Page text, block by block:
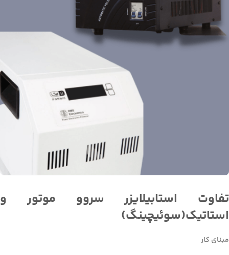
تفاوت استابیلایزر سروو موتور و
استاتیک(سوئیچینگ)
مبنای کار